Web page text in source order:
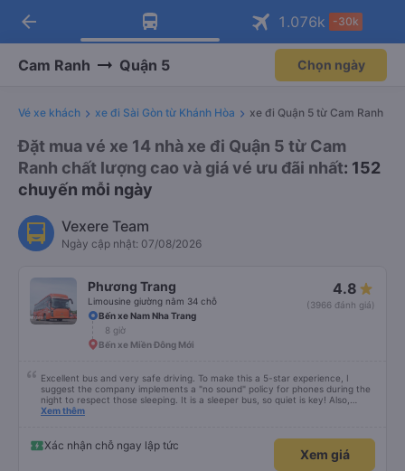
Tải app Vexere ngay!
Nhận ưu đãi thành viên độc
Mở app
Tải app Vexere
-30k/ghế khi đặt vé máy bay qua
Mở app
arrow_back 1.076k -30k
Cam Ranh Quận 5 Chọn ngày
Vé xe khách xe đi Sài Gòn từ Khánh Hòa xe đi Quận 5 từ Cam Ranh
Đặt mua vé xe 14 nhà xe đi Quận 5 từ Cam
Ranh chất lượng cao và giá vé ưu đãi nhất: 152
chuyến mỗi ngày
Vexere Team
Ngày cập nhật: 07/08/2026
Phương Trang
Limousine giường nằm 34 chỗ
4.8
(3966 đánh giá)
Bến xe Nam Nha Trang
8 giờ
Bến xe Miền Đông Mới
Excellent bus and very safe driving. To make this a 5-star experience, I
suggest the company implements a "no sound" policy for phones during the
night to respect those sleeping. It is a sleeper bus, so quiet is key! Also,
please display the Wi-Fi password clearly inside the cabin for convenience. I
quy định rõ ràng về việc giữ im lặng (tắt âm thanh điện thoại) vào ban đêm
để tránh làm phiền hành khách khác ngủ. Ngoài ra, nhà xe nên dán sẵn mật
khẩu Wi-Fi trong xe để hành khách dễ dàng sử dụng. Tôi vẫn sẽ tiếp tục ủng
Xem thêm
Xác nhận chỗ ngay lập tức
Xem giá